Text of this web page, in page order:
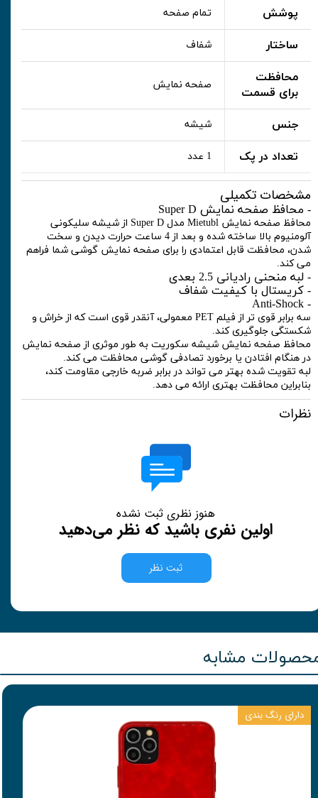
پوشش تمام صفحه
ساختار شفاف
محافظت
برای قسمت
صفحه نمایش
جنس شیشه
تعداد در پک 1 عدد
مشخصات تکمیلی
- محافظ صفحه نمایش Super D
محافظ صفحه نمایش Mietubl مدل Super D از شیشه سلیکونی
آلومنیوم بالا ساخته شده و بعد از 4 ساعت حرارت دیدن و سخت
شدن، محافظت قابل اعتمادی را برای صفحه نمایش گوشی شما فراهم
می کند.
- لبه منحنی رادیانی 2.5 بعدی
- کریستال با کیفیت شفاف
- Anti-Shock
سه برابر قوی تر از فیلم PET معمولی، آنقدر قوی است که از خراش و
شکستگی جلوگیری کند.
محافظ صفحه نمایش شیشه سکوریت به طور موثری از صفحه نمایش
در هنگام افتادن یا برخورد تصادفی گوشی محافظت می کند.
لبه تقویت شده بهتر می تواند در برابر ضربه خارجی مقاومت کند،
بنابراین محافظت بهتری ارائه می دهد.
نظرات
هنوز نظری ثبت نشده
اولین نفری باشید که نظر می‌دهید
ثبت نظر
مشابه
دارای رنگ بندی